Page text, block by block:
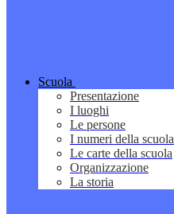
Scuola
Presentazione
I luoghi
Le persone
I numeri della scuola
Le carte della scuola
Organizzazione
La storia